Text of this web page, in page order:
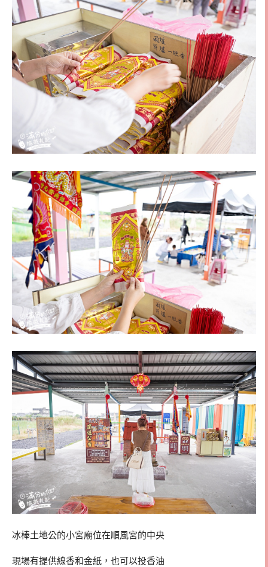
冰棒土地公的小宮廟位在順風宮的中央
現場有提供線香和金紙，也可以投香油